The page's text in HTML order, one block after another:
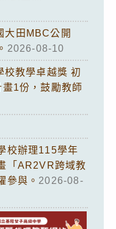
大田MBC公開
2026-08-10
校教學卓越獎 初
1份，鼓勵教師
校辦理115學年
「AR2VR跨域教
參與。 2026-08-